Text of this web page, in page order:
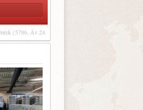
| 5786. Áv 24